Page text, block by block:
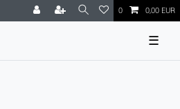
0 0,00 EUR
☰